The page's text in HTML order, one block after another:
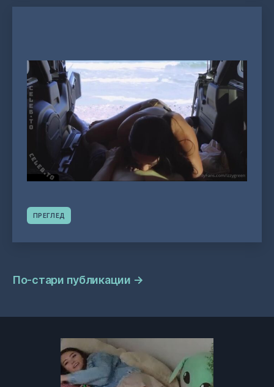
ПРЕГЛЕД
Навигация
публикациите
По-стари публикации →